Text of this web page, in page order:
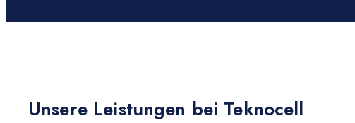
Unsere Leistungen bei Teknocell